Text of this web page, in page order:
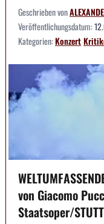
Geschrieben von
Veröffentlichungsdatum:
Kategorien:Konzert
von Giacomo
Staatsoper/